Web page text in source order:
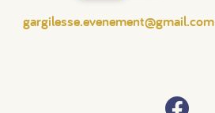
gargilesse.evenement@gmail.com